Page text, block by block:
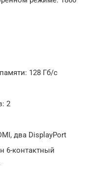
128 Гб/с
2
два DisplayPort
6-контактный